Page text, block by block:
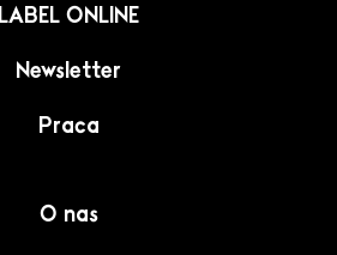
LABEL ONLINE
Newsletter
Praca
O nas